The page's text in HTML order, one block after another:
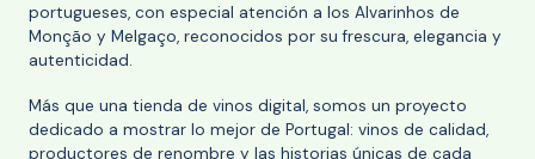
portugueses, con especial atención a los Alvarinhos de
Monção y Melgaço, reconocidos por su frescura, elegancia y
autenticidad.
Más que una tienda de vinos digital, somos un proyecto
dedicado a mostrar lo mejor de Portugal: vinos de calidad,
productores de renombre y las historias únicas de cada